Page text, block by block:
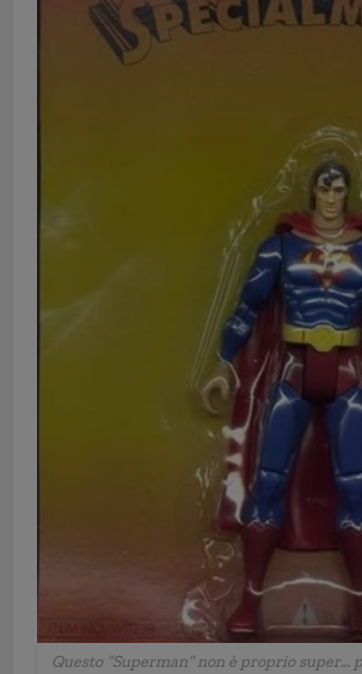
Questo “Superman” non è proprio super…